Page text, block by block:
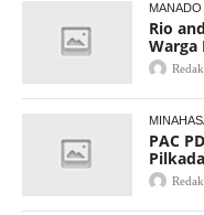
MANADO
Rio
Warga
PAC